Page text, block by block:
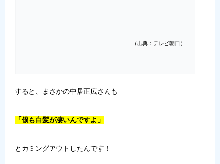
（出典：テレビ朝日）
すると、まさかの中居正広さんも
「僕も白髪が凄いんですよ」
とカミングアウトしたんです！